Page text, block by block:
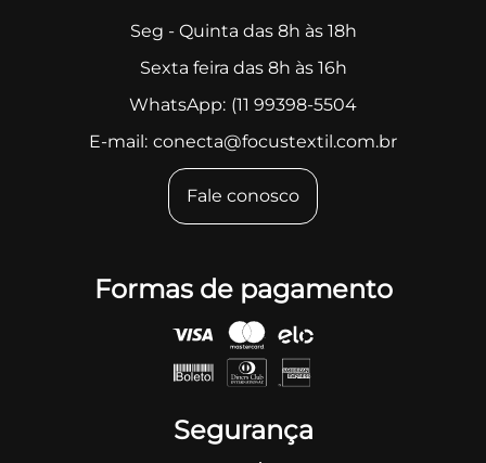
Seg - Quinta das 8h às 18h
Sexta feira das 8h às 16h
WhatsApp: (11 99398-5504
E-mail: conecta@focustextil.com.br
Fale conosco
Formas de pagamento
Segurança